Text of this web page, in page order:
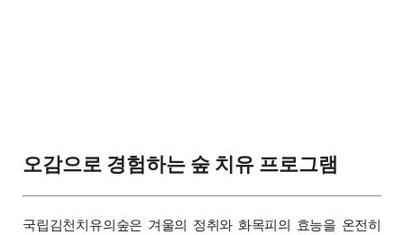
오감으로 경험하는 숲 치유 프로그램
국립김천치유의숲은 겨울의 정취와 화목피의 효능을 온전히